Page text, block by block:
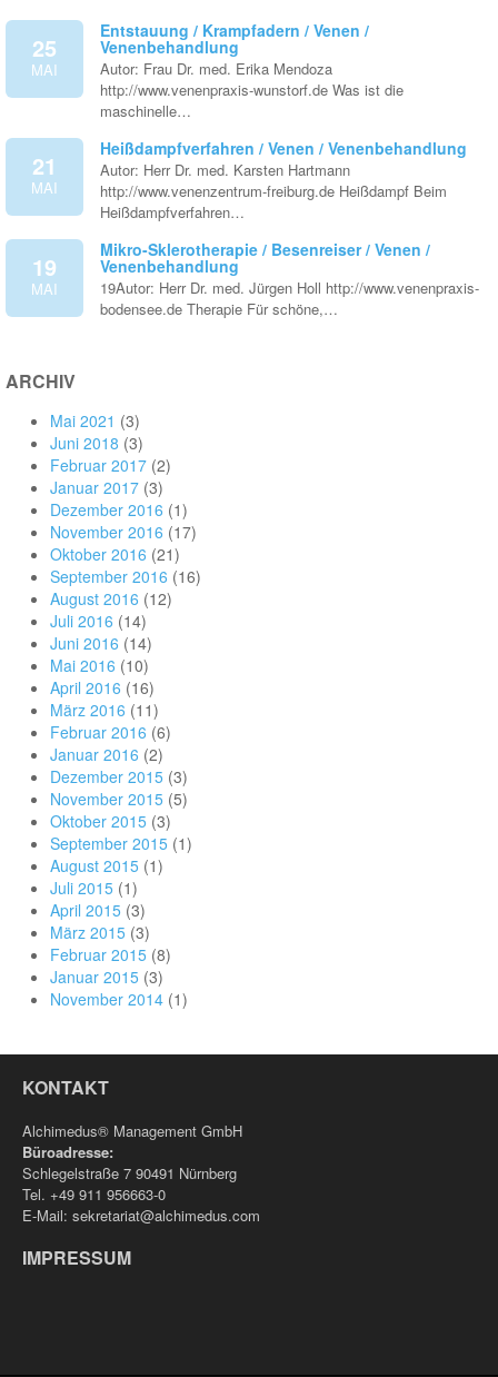
25
MAI
Entstauung / Krampfadern / Venen /
Venenbehandlung
Autor: Frau Dr. med. Erika Mendoza
http://www.venenpraxis-wunstorf.de Was ist die
maschinelle…
21
MAI
Heißdampfverfahren / Venen / Venenbehandlung
Autor: Herr Dr. med. Karsten Hartmann
http://www.venenzentrum-freiburg.de Heißdampf Beim
Heißdampfverfahren…
19
MAI
Mikro-Sklerotherapie / Besenreiser / Venen /
Venenbehandlung
19Autor: Herr Dr. med. Jürgen Holl http://www.venenpraxis-
bodensee.de Therapie Für schöne,…
ARCHIV
Mai 2021 (3)
Juni 2018 (3)
Februar 2017 (2)
Januar 2017 (3)
Dezember 2016 (1)
November 2016 (17)
Oktober 2016 (21)
September 2016 (16)
August 2016 (12)
Juli 2016 (14)
Juni 2016 (14)
Mai 2016 (10)
April 2016 (16)
März 2016 (11)
Februar 2016 (6)
Januar 2016 (2)
Dezember 2015 (3)
November 2015 (5)
Oktober 2015 (3)
September 2015 (1)
August 2015 (1)
Juli 2015 (1)
April 2015 (3)
März 2015 (3)
Februar 2015 (8)
Januar 2015 (3)
November 2014 (1)
KONTAKT
Alchimedus® Management GmbH
Büroadresse:
Schlegelstraße 7 90491 Nürnberg
Tel. +49 911 956663-0
E-Mail: sekretariat@alchimedus.com
IMPRESSUM